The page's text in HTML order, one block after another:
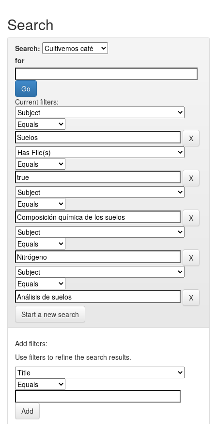
Search
Search:
for
Current filters:
Start a new search
Add filters:
Use filters to refine the search results.